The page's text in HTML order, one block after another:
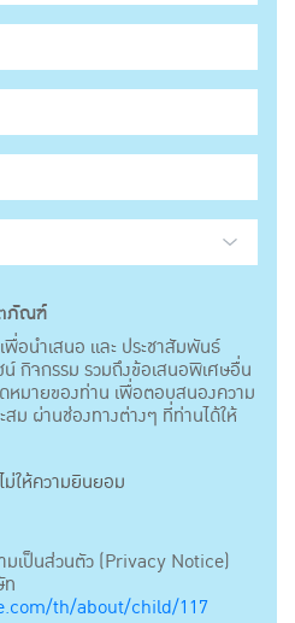
ภัณฑ์
นำเสนอ และ ประชาสัมพันธ์
กิจกรรม รวมถึงข้อเสนอพิเศษอื่น
หมายของท่าน เพื่อตอบสนองความ
สม ผ่านช่องทางต่างๆ ที่ท่านได้ให้
ไม่ให้ความยินยอม
มเป็นส่วนตัว (Privacy Notice)
ท
th/about/child/117